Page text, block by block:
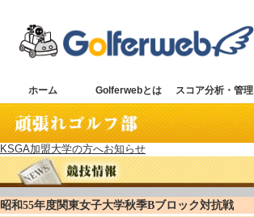
ホーム Golferwebとは スコア分析・管理
KSGA加盟大学の方へお知らせ
昭和55年度関東女子大学秋季Bブロック対抗戦